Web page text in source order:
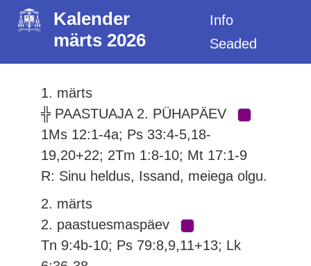
Kalender
märts 2026
Info
Seaded
1. märts
╬ PAASTUAJA 2. PÜHAPÄEV
1Ms 12:1-4a; Ps 33:4-5,18-
19,20+22; 2Tm 1:8-10; Mt 17:1-9
R: Sinu heldus, Issand, meiega olgu.
2. märts
2. paastuesmaspäev
Tn 9:4b-10; Ps 79:8,9,11+13; Lk